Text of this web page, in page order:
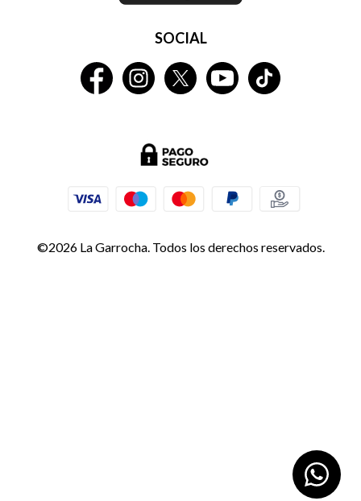
SOCIAL
©2026 La Garrocha. Todos los derechos reservados.